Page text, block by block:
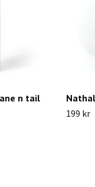
n tail
199 kr